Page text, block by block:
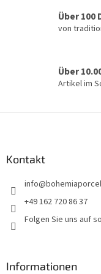
Über 100
von
Über
Artikel im
Kontakt
info@
+49 162 720 86 37
Folgen Sie uns auf
Informationen